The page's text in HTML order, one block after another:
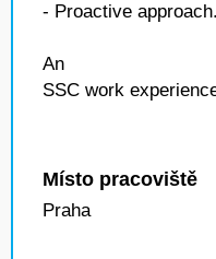
- Proactive approach.
An
SSC work
Místo pracoviště
Praha